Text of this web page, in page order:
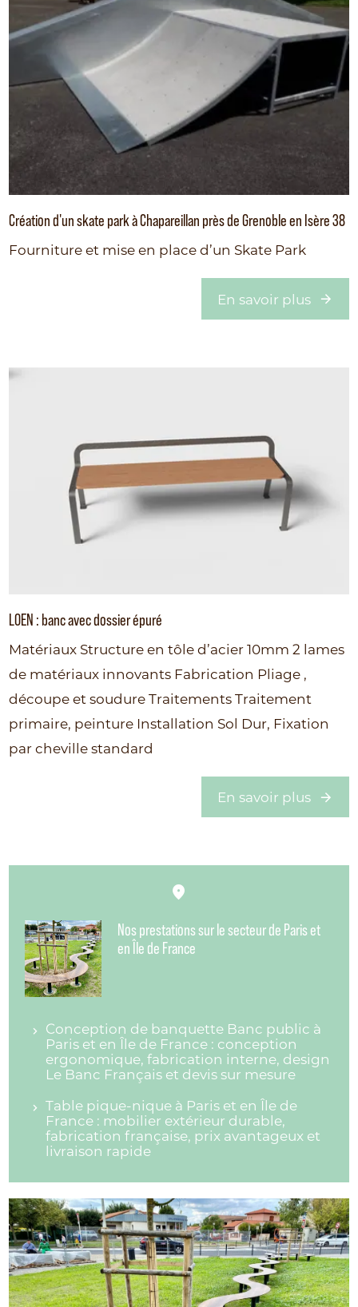
Création d'un skate park à Chapareillan près de Grenoble en Isère 38
Fourniture et mise en place d’un Skate Park
En savoir plus
LOEN : banc avec dossier épuré
Matériaux Structure en tôle d’acier 10mm 2 lames
de matériaux innovants Fabrication Pliage ,
découpe et soudure Traitements Traitement
primaire, peinture Installation Sol Dur, Fixation
par cheville standard
En savoir plus
Nos prestations sur le secteur de Paris et
en Île de France
Conception de banquette Banc public à
Paris et en Île de France : conception
ergonomique, fabrication interne, design
Le Banc Français et devis sur mesure
Table pique-nique à Paris et en Île de
France : mobilier extérieur durable,
fabrication française, prix avantageux et
livraison rapide